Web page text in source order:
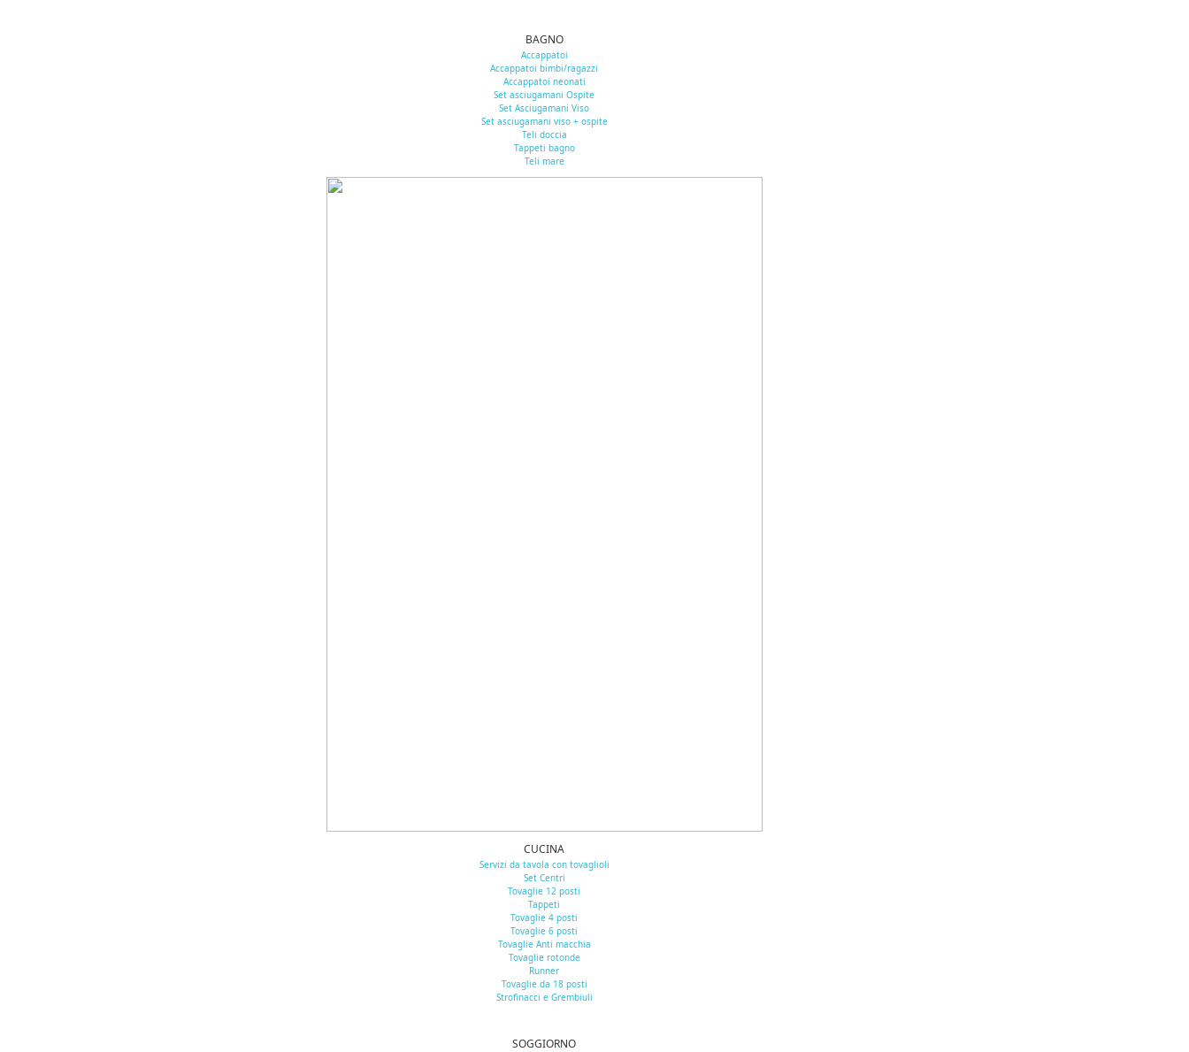
BAGNO
Accappatoi
Accappatoi bimbi/ragazzi
Accappatoi neonati
Set asciugamani Ospite
Set Asciugamani Viso
Set asciugamani viso + ospite
Teli doccia
Tappeti bagno
Teli mare
CUCINA
Servizi da tavola con tovaglioli
Set Centri
Tovaglie 12 posti
Tappeti
Tovaglie 4 posti
Tovaglie 6 posti
Tovaglie Anti macchia
Tovaglie rotonde
Runner
Tovaglie da 18 posti
Strofinacci e Grembiuli
SOGGIORNO